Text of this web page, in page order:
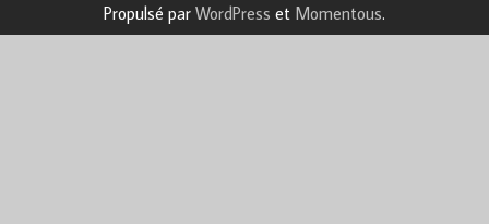
Propulsé par WordPress et Momentous.